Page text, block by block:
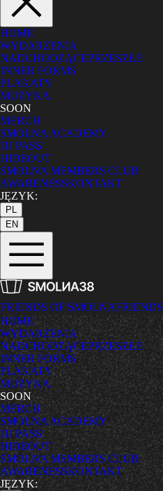
HOME
WYDARZENIA
NADCHODZĄCEPRZESZŁE
INNER FORMS
PLAKATY
MUZYKA
SOON
MERCH
SMOLNA ACADEMY
DJ PASS
HIDEOUT
SMOLNA MEMBERS CLUB
AWARENESSKONTAKT
JĘZYK:
PL
EN
FRIENDS OF SMOLNAFRIENDS
HOME
WYDARZENIA
NADCHODZĄCEPRZESZŁE
INNER FORMS
PLAKATY
MUZYKA
SOON
MERCH
SMOLNA ACADEMY
DJ PASS
HIDEOUT
SMOLNA MEMBERS CLUB
AWARENESSKONTAKT
JĘZYK: